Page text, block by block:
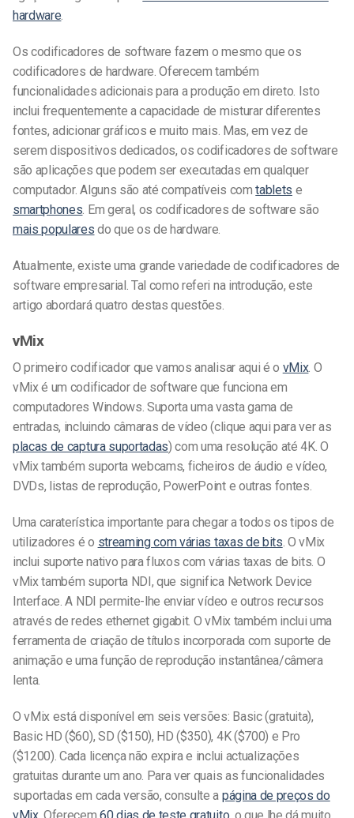
hardware.
Os codificadores de software fazem o mesmo que os
codificadores de hardware. Oferecem também
funcionalidades adicionais para a produção em direto. Isto
inclui frequentemente a capacidade de misturar diferentes
fontes, adicionar gráficos e muito mais. Mas, em vez de
serem dispositivos dedicados, os codificadores de software
são aplicações que podem ser executadas em qualquer
computador. Alguns são até compatíveis comtablets e
smartphones. Em geral, os codificadores de software são
mais populares do que os de hardware.
Atualmente, existe uma grande variedade de codificadores de
software empresarial. Tal como referi na introdução, este
artigo abordará quatro destas questões.
vMix
O primeiro codificador que vamos analisar aqui é o vMix. O
vMix é um codificador de software que funciona em
computadores Windows. Suporta uma vasta gama de
entradas, incluindo câmaras de vídeo (clique aqui para ver as
placas de captura suportadas) com uma resolução até 4K. O
vMix também suporta webcams, ficheiros de áudio e vídeo,
DVDs, listas de reprodução, PowerPoint e outras fontes.
Uma caraterística importante para chegar a todos os tipos de
utilizadores é o streaming com várias taxas de bits. O vMix
inclui suporte nativo para fluxos com várias taxas de bits. O
vMix também suporta NDI, que significa Network Device
Interface. A NDI permite-lhe enviar vídeo e outros recursos
através de redes ethernet gigabit. O vMix também inclui uma
ferramenta de criação de títulos incorporada com suporte de
animação e uma função de reprodução instantânea/câmera
lenta.
O vMix está disponível em seis versões: Basic (gratuita),
Basic HD ($60), SD ($150), HD ($350), 4K ($700) e Pro
($1200). Cada licença não expira e inclui actualizações
gratuitas durante um ano. Para ver quais as funcionalidades
suportadas em cada versão, consulte a página de preços do